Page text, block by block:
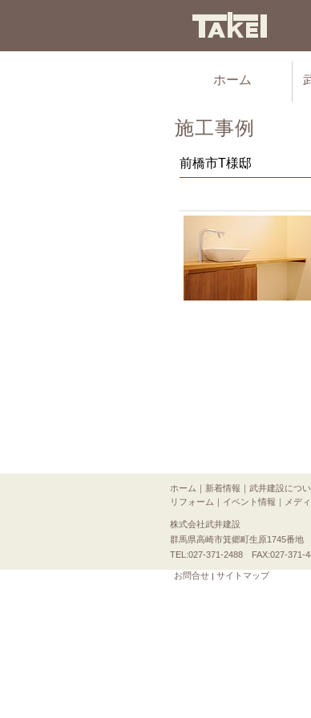
ホーム
施工事例
前橋市T様邸
ホーム ｜ 新着情報 ｜ 武井建設につ
リフォーム ｜ イベント情報 ｜ メデ
株式会社武井建設
群馬県高崎市箕郷町生原1745番地
TEL:027-371-2488 FAX:027-371-
お問合せ
サイトマップ